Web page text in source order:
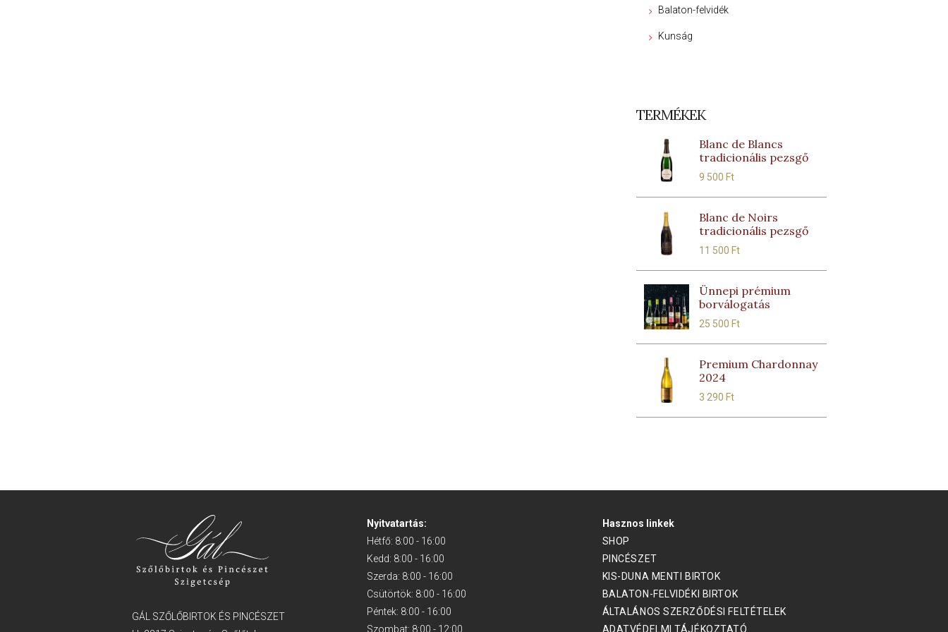
Balaton-felvidék
Kunság
TERMÉKEK
Blanc de Blancs
tradicionális pezsgő
9 500 Ft
Blanc de Noirs
tradicionális pezsgő
11 500 Ft
Ünnepi prémium
borválogatás
25 500 Ft
Premium Chardonnay
2024
3 290 Ft
GÁL SZŐLŐBIRTOK ÉS PINCÉSZET
Nyitvatartás:
Hétfő: 8:00 - 16:00
Kedd: 8:00 - 16:00
Szerda: 8:00 - 16:00
Csütörtök: 8:00 - 16:00
Péntek: 8:00 - 16:00
Szombat: 8:00 - 12:00
Hasznos linkek
SHOP
PINCÉSZET
KIS-DUNA MENTI BIRTOK
BALATON-FELVIDÉKI BIRTOK
ÁLTALÁNOS SZERZŐDÉSI FELTÉTELEK
ADATVÉDELMI TÁJÉKOZTATÓ